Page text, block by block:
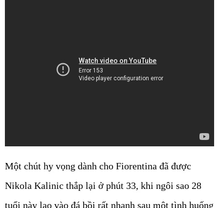
Một chút hy vọng dành cho Fiorentina đã được
Nikola Kalinic thắp lại ở phút 33, khi ngôi sao 28
tuổi này lao vào đá bồi rất nhanh sau một tình huống